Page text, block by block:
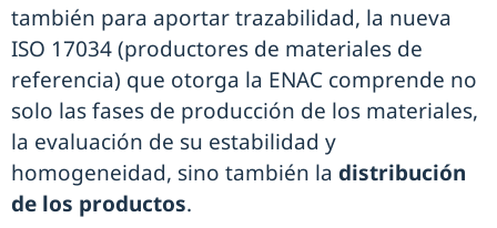
también para aportar trazabilidad, la nueva
ISO 17034 (productores de materiales de
referencia) que otorga la ENAC comprende no
solo las fases de producción de los materiales,
la evaluación de su estabilidad y
homogeneidad, sino también la distribución
de los productos.